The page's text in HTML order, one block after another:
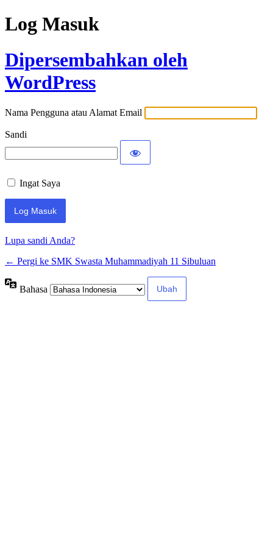
Log Masuk
Dipersembahkan oleh
WordPress
Nama Pengguna atau Alamat Email
Sandi
Ingat Saya
Lupa sandi Anda?
← Pergi ke SMK Swasta Muhammadiyah 11 Sibuluan
Bahasa